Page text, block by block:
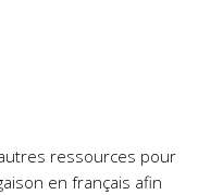
ressources pour
en français afin